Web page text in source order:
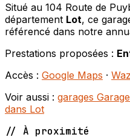
Situé au 104 Route de
département Lot, ce
référencé dans notre
Prestations proposées :
Accès : Google Maps ·
Voir aussi : garages
dans Lot
// À proximité